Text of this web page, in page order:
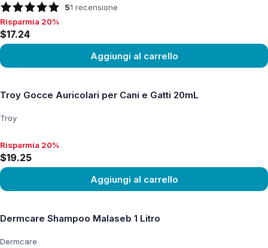
51 recensione
Risparmia 20%, $17.24
Risparmia 20%
$17.24
Aggiungi al carrello
Troy Gocce Auricolari per Cani e Gatti 20mL
Troy
Risparmia 20%, $19.25
Risparmia 20%
$19.25
Aggiungi al carrello
Dermcare Shampoo Malaseb 1 Litro
Dermcare